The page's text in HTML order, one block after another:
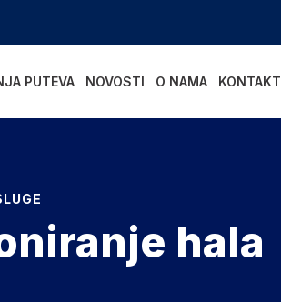
PUTEVA NOVOSTI O NAMA KONTAKT
hala